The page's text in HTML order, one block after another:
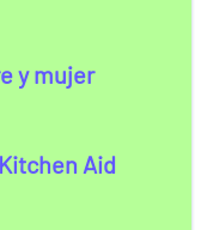
y mujer
Aid